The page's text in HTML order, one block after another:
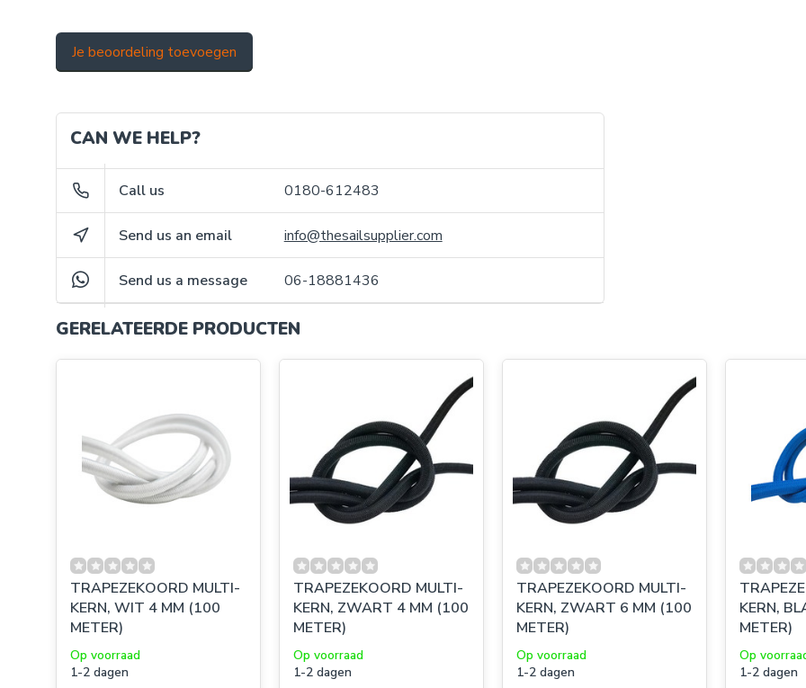
Je beoordeling toevoegen
CAN WE HELP?
Call us 0180-612483
Send us an email info@thesailsupplier.com
Send us a message 06-18881436
GERELATEERDE PRODUCTEN
TRAPEZEKOORD MULTI-
KERN, WIT 4 MM (100
METER)
Op voorraad
1-2 dagen
TRAPEZEKOORD MULTI-
KERN, ZWART 4 MM (100
METER)
Op voorraad
1-2 dagen
TRAPEZEKOORD MULTI-
KERN, ZWART 6 MM (100
METER)
Op voorraad
1-2 dagen
KERN,
METER)
Op
1-2 dagen